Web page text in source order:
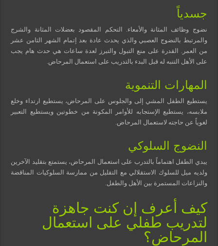
جسدياً
نضوج وظائف المثانة والأمعاء. التحكم المقصود بعضلات المثانة والشرج
والمرتبط بالنضوج العصبي والذي يحدث عادة بعد إتمام الشهر الثامن عشر
من العمر. القدرة على منع التبول والتبرز لعدة ساعات هي حدث هام يجب
على الأهل التنبه له قبل البدء بالتدريب على استعمال المرحاض.
المهارات التنموية
يستطيع الطفل المشي إلى والجلوس على المرحاض، يستطيع ارتداء وخلع
ملابسه، يستطيع الإستجابه للأوامر المكونة من خطوتين ويستطيع التعبير
لغوياً عن حاجته لاستعمال المرحاض.
النضوج السلوكي
يبدي الطفل اهتماماً بالتدرب على استعمال المرحاض، يستمتع بتقليد الآخرين
ولديه ميل للسلوك الاستقلالي مع التقليل من ممارسة السلوكيات المناقضة
والنزاعات المستمرة بين الأهل والطفل.
كيف أعرف إن كنت جاهزة
لتدريب طفلي على استعمال
المرحاض؟